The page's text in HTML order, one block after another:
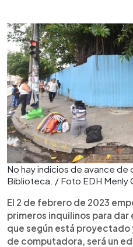
No hay indicios de avance de
Biblioteca. / Foto EDH Menly
El 2 de febrero de 2023
primeros inquilinos para dar
que según está proyectado
de computadora, será un